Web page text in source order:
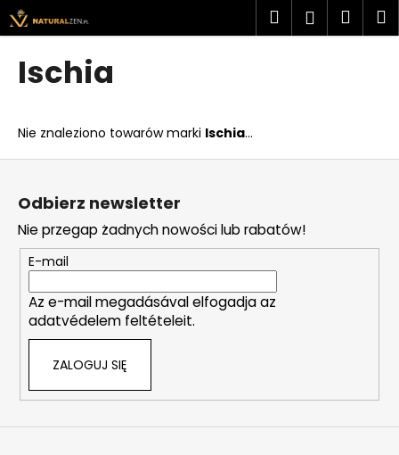
Przejść
do
treści
SzukajZaloguj
Ischia
Nie znaleziono towarów marki Ischia...
K
o
powrotem
powrotem
z
e
g
o
s
z
u
a
s
S
Odbierz newsletter
Nie przegap żadnych nowości lub rabatów!
E-mail
Az e-mail megadásával elfogadja az
adatvédelem feltételeit.
ZALOGUJ SIĘ